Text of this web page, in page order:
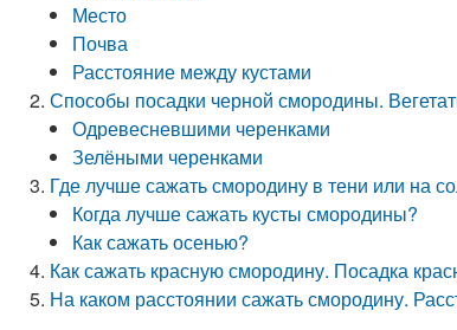
Место
Почва
Расстояние между кустами
Способы посадки черной смородины.
Одревесневшими черенками
Зелёными черенками
Где лучше сажать смородину в тени или на
Когда лучше сажать кусты смородины?
Как сажать осенью?
Как сажать красную смородину. Посадка
На каком расстоянии сажать смородину.